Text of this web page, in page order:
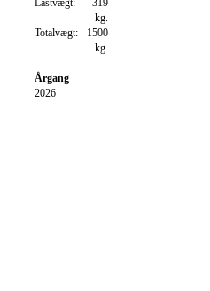
Lastvægt:
319
kg.
Totalvægt:
1500
kg.
Årgang
2026